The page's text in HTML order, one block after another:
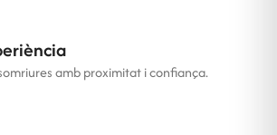
amb proximitat i confiança.